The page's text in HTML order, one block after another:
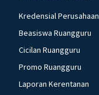
Kredensial Perusahaan
Beasiswa Ruangguru
Cicilan Ruangguru
Promo Ruangguru
Laporan Kerentanan